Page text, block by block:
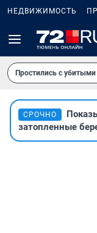
НЕДВИЖИМОСТЬ
Простились с
СРОЧНО
затопленные